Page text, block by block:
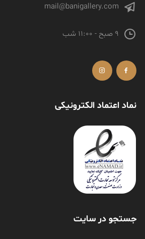
mail@banigallery.com
9 صبح - 11:00 شب
نماد اعتماد الکترونیکی
جستجو در سایت